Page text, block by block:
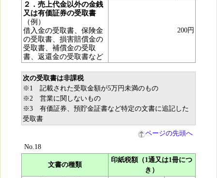
２．売上代金以外の金銭
又は有価証券の受取書
（例）
借入金の受取書、保険金
の受取書、損害賠償金の
受取書、補償金の受取
書、返還金の受取書など
200円
次の受取書は非課税
※1 記載された受取金額が5万円未満のもの
※2 営業に関しないもの
※3 有価証券、預貯金証書など特定の文書に追記した
受取書
ページの先頭へ
No.18
文書の種類
印紙税額（1通又は1冊につ
き）